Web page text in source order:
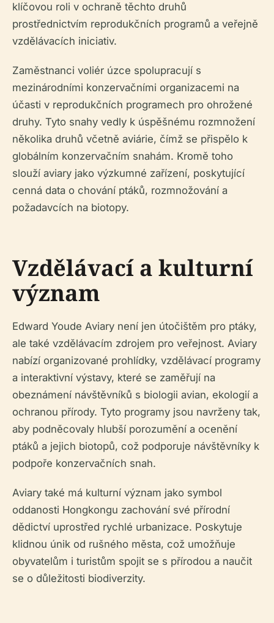
klíčovou roli v ochraně těchto druhů
prostřednictvím reprodukčních programů a veřejně
vzdělávacích iniciativ.
Zaměstnanci voliér úzce spolupracují s
mezinárodními konzervačními organizacemi na
účasti v reprodukčních programech pro ohrožené
druhy. Tyto snahy vedly k úspěšnému rozmnožení
několika druhů včetně aviárie, čímž se přispělo k
globálním konzervačním snahám. Kromě toho
slouží aviary jako výzkumné zařízení, poskytující
cenná data o chování ptáků, rozmnožování a
požadavcích na biotopy.
Vzdělávací a kulturní
význam
Edward Youde Aviary není jen útočištěm pro ptáky,
ale také vzdělávacím zdrojem pro veřejnost. Aviary
nabízí organizované prohlídky, vzdělávací programy
a interaktivní výstavy, které se zaměřují na
obeznámení návštěvníků s biologii avian, ekologií a
ochranou přírody. Tyto programy jsou navrženy tak,
aby podněcovaly hlubší porozumění a ocenění
ptáků a jejich biotopů, což podporuje návštěvníky k
podpoře konzervačních snah.
Aviary také má kulturní význam jako symbol
oddanosti Hongkongu zachování své přírodní
dědictví uprostřed rychlé urbanizace. Poskytuje
klidnou únik od rušného města, což umožňuje
obyvatelům i turistům spojit se s přírodou a naučit
se o důležitosti biodiverzity.